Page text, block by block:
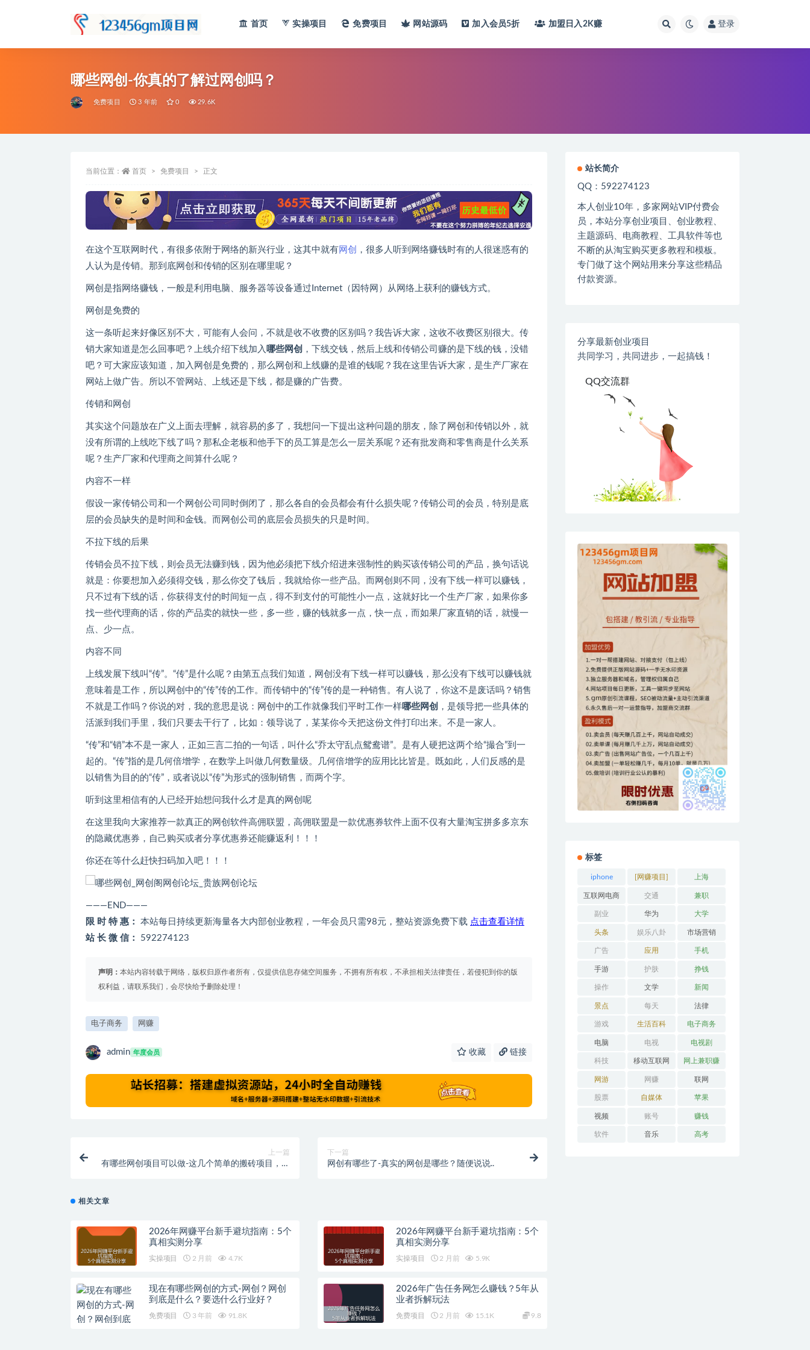
首页 实操项目 免费项目 网站源码 加入会员5折 加盟日入2K赚 登录
哪些网创-你真的了解过网创吗？
免费项目 3 年前 0 29.6K
当前位置： 首页 免费项目 正文
在这个互联网时代，有很多依附于网络的新兴行业，这其中就有网创
，很多人听到网络赚钱时有的人很迷惑有的
人认为是传销。那到底网创和传销的区别在哪里呢？
网创是指网络赚钱，一般是利用电脑、服务器等设备通过Internet（因特网）从网络上获利的赚钱方式。
网创是免费的
这一条听起来好像区别不大，可能有人会问，不就是收不收费的区别吗？我告诉大家，这收不收费区别很大。传
销大家知道是怎么回事吧？上线介绍下线加入 哪些网创 ，下线交钱，然后上线和传销公司赚的是下线的钱，没错
吧？可大家应该知道，加入网创是免费的，那么网创和上线赚的是谁的钱呢？我在这里告诉大家，是生产厂家在
网站上做广告。所以不管网站、上线还是下线，都是赚的广告费。
传销和网创
其实这个问题放在广义上面去理解，就容易的多了，我想问一下提出这种问题的朋友，除了网创和传销以外，就
没有所谓的上线吃下线了吗？那私企老板和他手下的员工算是怎么一层关系呢？还有批发商和零售商是什么关系
呢？生产厂家和代理商之间算什么呢？
内容不一样
假设一家传销公司和一个网创公司同时倒闭了，那么各自的会员都会有什么损失呢？传销公司的会员，特别是底
层的会员缺失的是时间和金钱。而网创公司的底层会员损失的只是时间。
不拉下线的后果
传销会员不拉下线，则会员无法赚到钱，因为他必须把下线介绍进来强制性的购买该传销公司的产品，换句话说
就是：你要想加入必须得交钱，那么你交了钱后，我就给你一些产品。而网创则不同，没有下线一样可以赚钱，
只不过有下线的话，你获得支付的时间短一点，得不到支付的可能性小一点，这就好比一个生产厂家，如果你多
找一些代理商的话，你的产品卖的就快一些，多一些，赚的钱就多一点，快一点，而如果厂家直销的话，就慢一
点、少一点。
内容不同
上线发展下线叫“传”。“传”是什么呢？由第五点我们知道，网创没有下线一样可以赚钱，那么没有下线可以赚钱就
意味着是工作，所以网创中的“传”传的工作。而传销中的“传”传的是一种销售。有人说了，你这不是废话吗？销售
不就是工作吗？你说的对，我的意思是说：网创中的工作就像我们平时工作一样哪些网创 ，是领导把一些具体的
活派到我们手里，我们只要去干行了，比如：领导说了，某某你今天把这份文件打印出来。不是一家人。
“传”和“销”本不是一家人，正如三言二拍的一句话，叫什么“乔太守乱点鸳鸯谱”。是有人硬把这两个给“撮合”到一
起的。“传”指的是几何倍增学，在数学上叫做几何数量级。几何倍增学的应用比比皆是。既如此，人们反感的是
以销售为目的的“传”，或者说以“传”为形式的强制销售，而两个字。
听到这里相信有的人已经开始想问我什么才是真的网创呢
在这里我向大家推荐一款真正的网创软件高佣联盟，高佣联盟是一款优惠券软件上面不仅有大量淘宝拼多多京东
的隐藏优惠券，自己购买或者分享优惠券还能赚返利！！！
你还在等什么赶快扫码加入吧！！！
———END———
限 时 特 惠： 本站每日持续更新海量各大内部创业教程，一年会员只需98元，整站资源免费下载 点击查看详情
站 长 微 信： 592274123
声明： 本站内容转载于网络，版权归原作者所有，仅提供信息存储空间服务，不拥有所有权，不承担相关法律责任，若侵犯到你的版
权利益，请联系我们，会尽快给予删除处理！
电子商务 网赚
admin 年度会员 收藏 链接
上一篇
有哪些网创项目可以做-这几个简单的搬砖项目，很
下一篇
网创有哪些了-真实的网创是哪些？随便说说..
相关文章
2026年网赚平台新手避坑指南：5个
真相实测分享
实操项目 2 月前 4.7K
2026年网赚平台新手避坑指南：5个
真相实测分享
实操项目 2 月前 5.9K
现在有哪些网创的方式-网创？网创
到底是什么？要选什么行业好？
免费项目 3 年前 91.8K
2026年广告任务网怎么赚钱？5年从
业者拆解玩法
免费项目 2 月前 15.1K 9.8
站长简介
QQ：592274123
本人创业10年，多家网站VIP付费会
员，本站分享创业项目、创业教程、
主题源码、电商教程、工具软件等也
不断的从淘宝购买更多教程和模板。
专门做了这个网站用来分享这些精品
付款资源。
分享最新创业项目
共同学习，共同进步，一起搞钱！
QQ交流群
标签
iphone [网赚项目] 上海
互联网电商 交通 兼职
副业 华为 大学
头条 娱乐八卦 市场营销
广告 应用 手机
手游 护肤 挣钱
操作 文学 新闻
景点 每天 法律
游戏 生活百科 电子商务
电脑 电视 电视剧
科技 移动互联网 网上兼职赚
钱
网游 网赚 联网
股票 自媒体 苹果
视频 账号 赚钱
软件 音乐 高考